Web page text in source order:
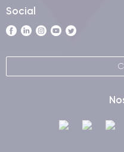
Social